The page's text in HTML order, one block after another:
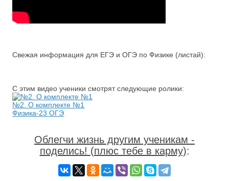
Свежая информация для ЕГЭ и ОГЭ по Физике (листай):
С этим видео ученики смотрят следующие ролики:
№2. О комплекте №1
Физика-23 ОГЭ
Облегчи жизнь другим ученикам -
поделись! (плюс тебе в карму):